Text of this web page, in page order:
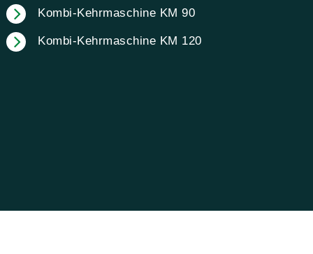
Kombi-Kehrmaschine KM 90
Kombi-Kehrmaschine KM 120